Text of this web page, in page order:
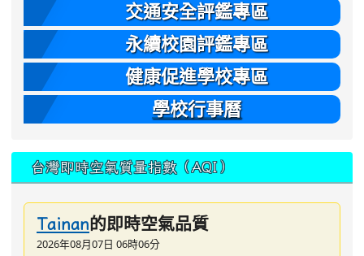
交通安全評鑑專區
永續校園評鑑專區
健康促進學校專區
學校行事曆
台灣即時空氣質量指數（AQI）
Tainan的即時空氣品質
2026年08月07日 06時06分